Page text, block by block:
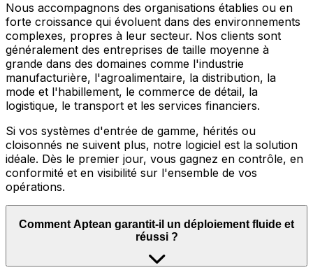
Nous accompagnons des organisations établies ou en
forte croissance qui évoluent dans des environnements
complexes, propres à leur secteur. Nos clients sont
généralement des entreprises de taille moyenne à
grande dans des domaines comme l'industrie
manufacturière, l'agroalimentaire, la distribution, la
mode et l'habillement, le commerce de détail, la
logistique, le transport et les services financiers.
Si vos systèmes d'entrée de gamme, hérités ou
cloisonnés ne suivent plus, notre logiciel est la solution
idéale. Dès le premier jour, vous gagnez en contrôle, en
conformité et en visibilité sur l'ensemble de vos
opérations.
Comment Aptean garantit-il un déploiement fluide et
réussi ?